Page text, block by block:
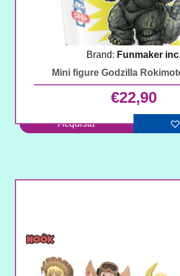
Brand: Funmaker
Mini figure Godzilla
€22,90
Acquista